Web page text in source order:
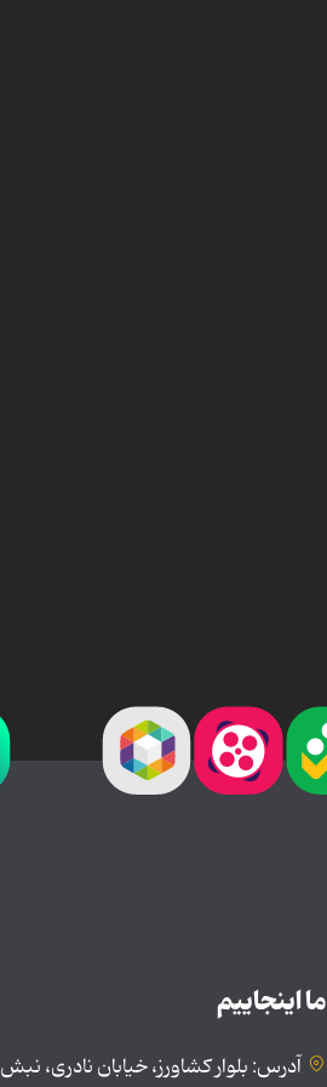
ما اینجاییم
آدرس: بلوار کشاورز، خیابان نادری، نبش